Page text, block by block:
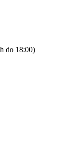
do 18:00)